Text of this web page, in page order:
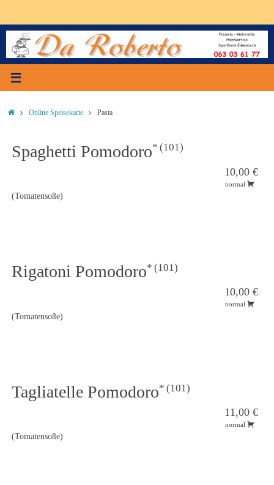
springen
StartOnline Speisekarte Pasta
Spaghetti Pomodoro 101
10,00 €
normal
(Tomatensoße)
Rigatoni Pomodoro 101
10,00 €
normal
(Tomatensoße)
Tagliatelle Pomodoro 101
11,00 €
normal
(Tomatensoße)